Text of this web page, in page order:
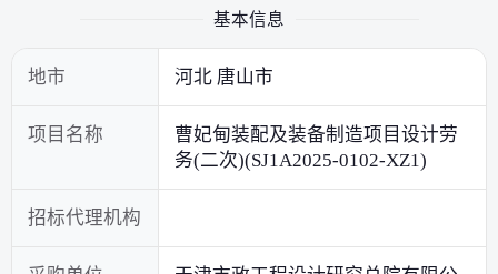
基本信息
地市 河北 唐山市
项目名称
曹妃甸装配及装备制造项目设计劳
务(二次)(SJ1A2025-0102-XZ1)
招标代理机构